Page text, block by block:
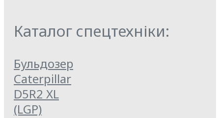
Каталог спецтехніки:
Бульдозер
Caterpillar
D5R2 XL
(LGP)